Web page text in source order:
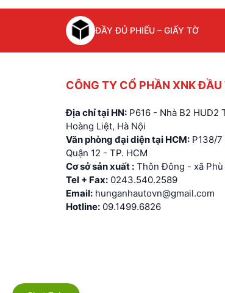
ĐẦY ĐỦ PHIẾU – GIẤY TỜ
CÔNG TY CỔ PHẦN XNK
Địa chỉ tại HN: P616 - Nhà B2 HUD2
Hoàng Liệt, Hà Nội
Văn phòng đại diện tại HCM: P138/
Quận 12 - TP. HCM
Cơ sở sản xuất : Thôn Đông - xã Phù
Tel + Fax: 0243.540.2589
Email: hunganhautovn@gmail.com
Hotline: 09.1499.6826